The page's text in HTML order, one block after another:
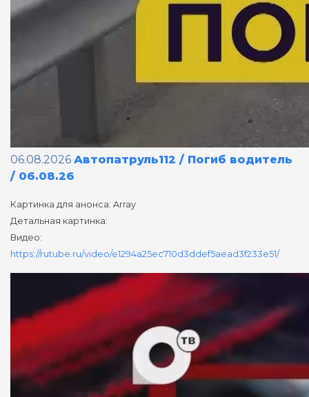
06.08.2026 Автопатруль112 / Погиб водитель
/ 06.08.26
Картинка для анонса: Array
Детальная картинка:
Видео:
https://rutube.ru/video/e1294a25ec710d3ddef5aead3f233e51/